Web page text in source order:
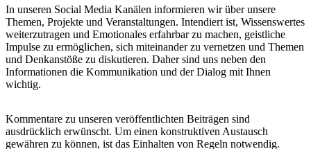
In unseren Social Media Kanälen informieren wir über unsere
Themen, Projekte und Veranstaltungen. Intendiert ist, Wissenswertes
weiterzutragen und Emotionales erfahrbar zu machen, geistliche
Impulse zu ermöglichen, sich miteinander zu vernetzen und Themen
und Denkanstöße zu diskutieren. Daher sind uns neben den
Informationen die Kommunikation und der Dialog mit Ihnen
wichtig.
Kommentare zu unseren veröffentlichten Beiträgen sind
ausdrücklich erwünscht. Um einen konstruktiven Austausch
gewähren zu können, ist das Einhalten von Regeln notwendig.